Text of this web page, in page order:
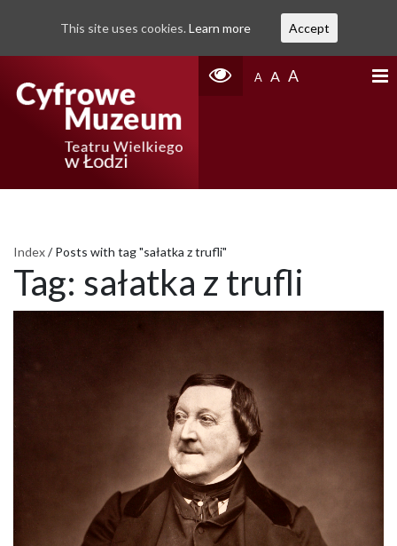
A A A
Index/ Posts with tag "sałatka z trufli"
Tag: sałatka z trufli
This site uses cookies. Learn more Accept